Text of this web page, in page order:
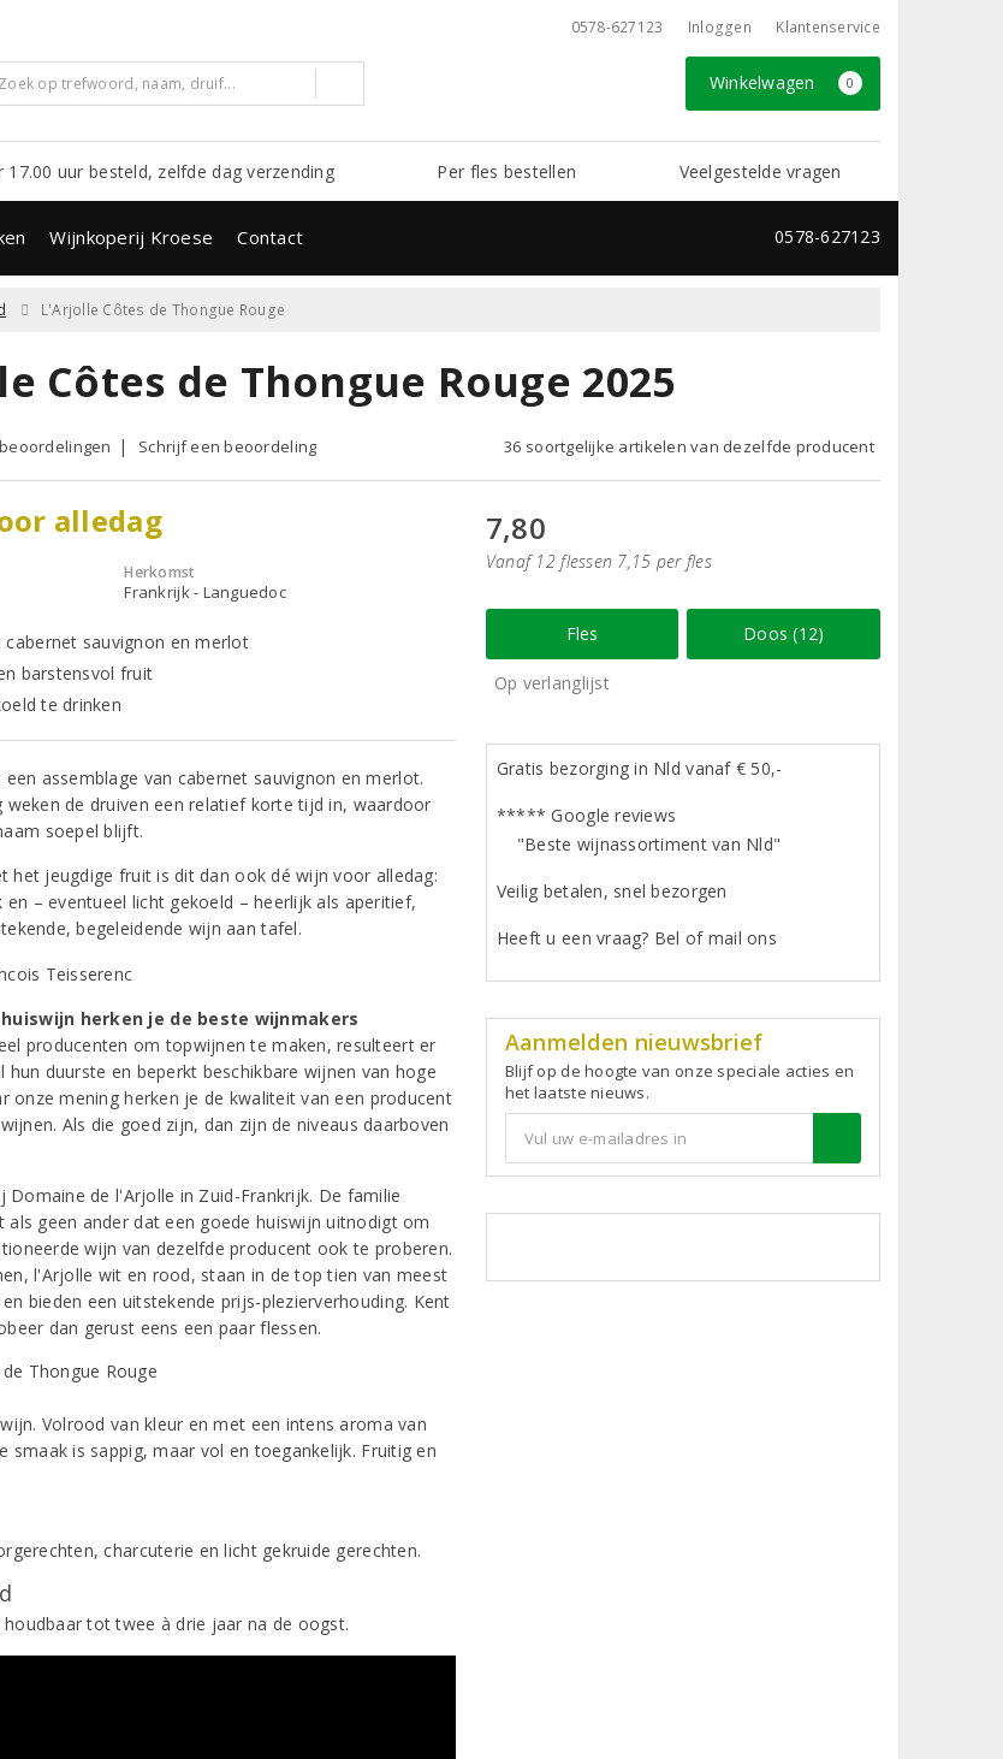
0578-627123 Inloggen Klantenservice
Winkelwagen 0
uur besteld, zelfde dag verzending Per fles bestellen Veelgestelde vragen
Wijnkoperij Kroese Contact 0578-627123
L'Arjolle Côtes de Thongue Rouge
Côtes de Thongue Rouge 2025
Schrijf een beoordeling 36 soortgelijke artikelen van dezelfde producent
alledag
Herkomst
Frankrijk - Languedoc
cabernet sauvignon en merlot
barstensvol fruit
te drinken
assemblage van cabernet sauvignon en merlot.
weken de druiven een relatief korte tijd in, waardoor
soepel blijft.
het jeugdige fruit is dit dan ook dé wijn voor alledag:
– eventueel licht gekoeld – heerlijk als aperitief,
begeleidende wijn aan tafel.
herken je de beste wijnmakers
producenten om topwijnen te maken, resulteert er
hun duurste en beperkt beschikbare wijnen van hoge
onze mening herken je de kwaliteit van een producent
Als die goed zijn, dan zijn de niveaus daarboven
Domaine de l'Arjolle in Zuid-Frankrijk. De familie
als geen ander dat een goede huiswijn uitnodigt om
wijn van dezelfde producent ook te proberen.
l'Arjolle wit en rood, staan in de top tien van meest
bieden een uitstekende prijs-plezierverhouding. Kent
dan gerust eens een paar flessen.
Volrood van kleur en met een intens aroma van
smaak is sappig, maar vol en toegankelijk. Fruitig en
charcuterie en licht gekruide gerechten.
houdbaar tot twee à drie jaar na de oogst.
7,80
Vanaf 12 flessen 7,15 per fles
Fles Doos (12)
Op verlanglijst
Gratis bezorging in Nld vanaf € 50,-
***** Google reviews
"Beste wijnassortiment van Nld"
Veilig betalen, snel bezorgen
Heeft u een vraag? Bel of mail ons
Aanmelden nieuwsbrief
Blijf op de hoogte van onze speciale acties en
het laatste nieuws.